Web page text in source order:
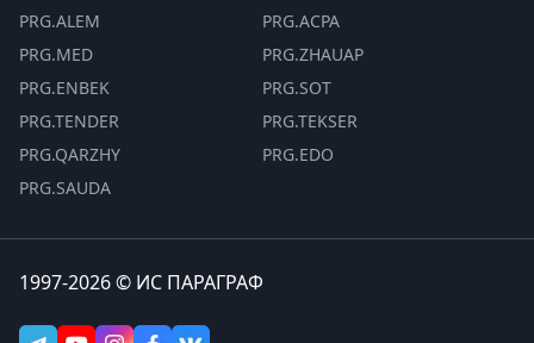
PRG.ALEM
PRG.MED
PRG.ENBEK
PRG.TENDER
PRG.QARZHY
PRG.SAUDA
PRG.ACPA
PRG.ZHAUAP
PRG.SOT
PRG.TEKSER
PRG.EDO
1997-2026 © ИС ПАРАГРАФ